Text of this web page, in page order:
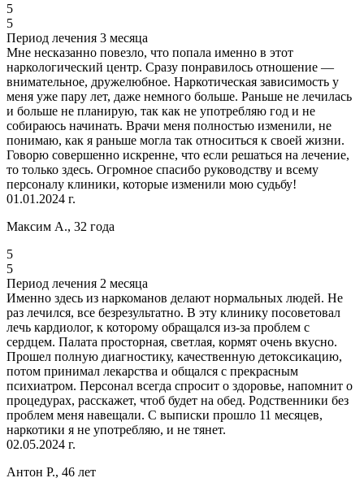
5
5
Период лечения 3 месяца
Мне несказанно повезло, что попала именно в этот
наркологический центр. Сразу понравилось отношение —
внимательное, дружелюбное. Наркотическая зависимость у
меня уже пару лет, даже немного больше. Раньше не лечилась
и больше не планирую, так как не употребляю год и не
собираюсь начинать. Врачи меня полностью изменили, не
понимаю, как я раньше могла так относиться к своей жизни.
Говорю совершенно искренне, что если решаться на лечение,
то только здесь. Огромное спасибо руководству и всему
персоналу клиники, которые изменили мою судьбу!
01.01.2024 г.
Максим А., 32 года
5
5
Период лечения 2 месяца
Именно здесь из наркоманов делают нормальных людей. Не
раз лечился, все безрезультатно. В эту клинику посоветовал
лечь кардиолог, к которому обращался из-за проблем с
сердцем. Палата просторная, светлая, кормят очень вкусно.
Прошел полную диагностику, качественную детоксикацию,
потом принимал лекарства и общался с прекрасным
психиатром. Персонал всегда спросит о здоровье, напомнит о
процедурах, расскажет, чтоб будет на обед. Родственники без
проблем меня навещали. С выписки прошло 11 месяцев,
наркотики я не употребляю, и не тянет.
02.05.2024 г.
Антон Р., 46 лет